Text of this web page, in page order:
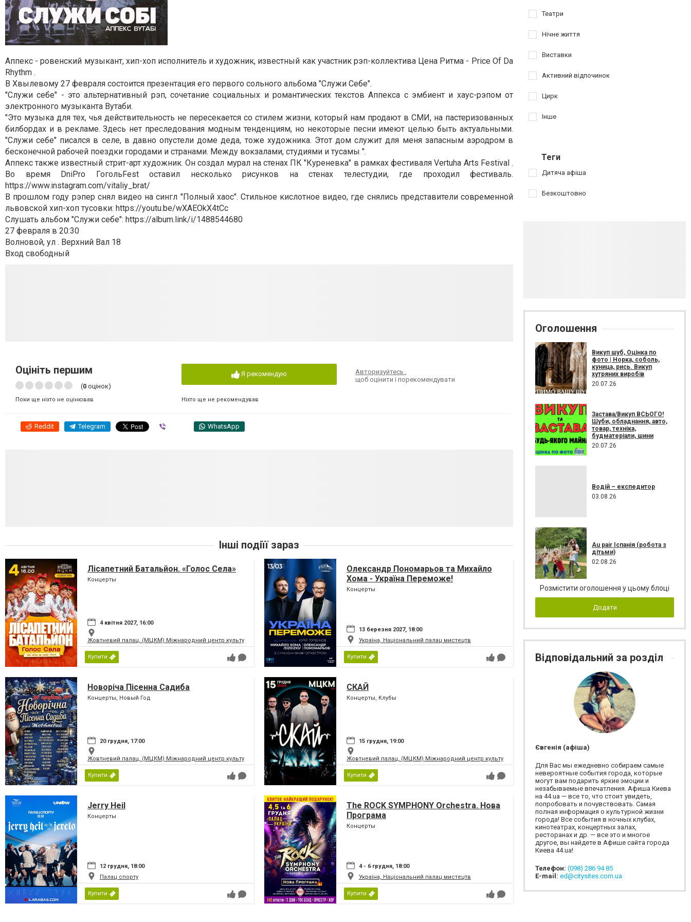
Аппекс - ровенский музыкант, хип-хоп исполнитель и художник, известный как участник рэп-коллектива Цена Ритма - Price Of Da
Rhythm .
В Хвылевому 27 февраля состоится презентация его первого сольного альбома "Служи Себе".
"Служи себе" - это альтернативный рэп, сочетание социальных и романтических текстов Аппекса с эмбиент и хаус-рэпом от
электронного музыканта Вутаби.
"Это музыка для тех, чья действительность не пересекается со стилем жизни, который нам продают в СМИ, на пастеризованных
билбордах и в рекламе. Здесь нет преследования модным тенденциям, но некоторые песни имеют целью быть актуальными.
"Служи себе" писался в селе, в давно опустели доме деда, тоже художника. Этот дом служит для меня запасным аэродром в
бесконечной рабочей поездки городами и странами. Между вокзалами, студиями и тусамы ".
Аппекс также известный стрит-арт художник. Он создал мурал на стенах ПК "Куреневка" в рамках фестиваля Vertuha Arts Festival .
Во время DniPro ГогольFest оставил несколько рисунков на стенах телестудии, где проходил фестиваль.
https://www.instagram.com/vitaliy_brat/
В прошлом году рэпер снял видео на сингл "Полный хаос". Стильное кислотное видео, где снялись представители современной
львовской хип-хоп тусовки: https://youtu.be/wXAEOkX4tCc
Слушать альбом "Служи себе": https://album.link/i/1488544680
27 февраля в 20:30
Волновой, ул . Верхний Вал 18
Вход свободный
Оцініть першим
(0 оцінок)
Поки ще ніхто не оцінював
Я рекомендую
Ніхто ще не рекомендував
Авторизуйтесь
щоб оцінити і порекомендувати
Reddit Telegram WhatsApp
Інші подіїї зараз
Лісапетний Батальйон. «Голос Села»
Концерты
4 квітня 2027, 16:00
Жовтневий палац, (МЦКМ) Міжнародний центр культури і мистецтв Федерації профспілок України
Купити
Олександр Пономарьов та Михайло
Хома - Україна Переможе!
Концерты
13 березня 2027, 18:00
Україна, Національний палац мистецтв
Купити
Новоріча Пісенна Садиба
Концерты, Новый Год
20 грудня, 17:00
Жовтневий палац, (МЦКМ) Міжнародний центр культури і мистецтв Федерації профспілок України
Купити
СКАЙ
Концерты, Клубы
15 грудня, 19:00
Жовтневий палац, (МЦКМ) Міжнародний центр культури і мистецтв Федерації профспілок України
Купити
Jerry Heil
Концерты
12 грудня, 18:00
Палац спорту
Купити
The ROCK SYMPHONY Orchestra. Нова
Програма
Концерты
4 - 6 грудня, 18:00
Україна, Національний палац мистецтв
Купити
Театри
Нічне життя
Виставки
Активний відпочинок
Цирк
Інше
Теги
Дитяча афіша
Безкоштовно
Оголошення
Викуп шуб, Оцінка по
фото | Норка, соболь,
куница, рись. Викуп
хутряних виробів
20.07.26
Застава/Викуп ВСЬОГО!
Шуби, обладнання, авто,
товар, техніка,
будматеріали, шини
20.07.26
Водій – експедитор
03.08.26
Au pair Іспанія (робота з
дітьми)
02.08.26
Розмістити оголошення у цьому блоці
Додати
Відповідальний за розділ
Євгенія (афіша)
Для Вас мы ежедневно собираем самые
невероятные события города, которые
могут вам подарить яркие эмоции и
незабываемые впечатления. Афиша Киева
на 44.ua — все то, что стоит увидеть,
попробовать и почувствовать. Самая
полная информация о культурной жизни
города! Все события в ночных клубах,
кинотеатрах, концертных залах,
ресторанах и др. — все это и многое
другое, вы найдете в Афише сайта города
Киева 44.ua!
Телефон: (098) 286 94 85
E-mail: ed@citysites.com.ua